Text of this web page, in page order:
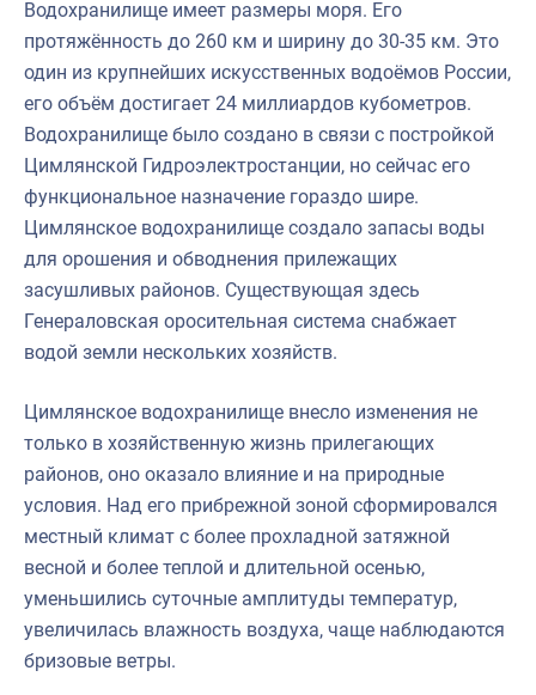
Водохранилище имеет размеры моря. Его
протяжённость до 260 км и ширину до 30-35 км. Это
один из крупнейших искусственных водоёмов России,
его объём достигает 24 миллиардов кубометров.
Водохранилище было создано в связи с постройкой
Цимлянской Гидроэлектростанции, но сейчас его
функциональное назначение гораздо шире.
Цимлянское водохранилище создало запасы воды
для орошения и обводнения прилежащих
засушливых районов. Существующая здесь
Генераловская оросительная система снабжает
водой земли нескольких хозяйств.
Цимлянское водохранилище внесло изменения не
только в хозяйственную жизнь прилегающих
районов, оно оказало влияние и на природные
условия. Над его прибрежной зоной сформировался
местный климат с более прохладной затяжной
весной и более теплой и длительной осенью,
уменьшились суточные амплитуды температур,
увеличилась влажность воздуха, чаще наблюдаются
бризовые ветры.